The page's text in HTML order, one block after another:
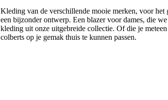
Kleding van de verschillende mooie merken, voor
een bijzonder ontwerp. Een blazer voor dames, die
kleding uit onze uitgebreide collectie. Of die je
colberts op je gemak thuis te kunnen passen.